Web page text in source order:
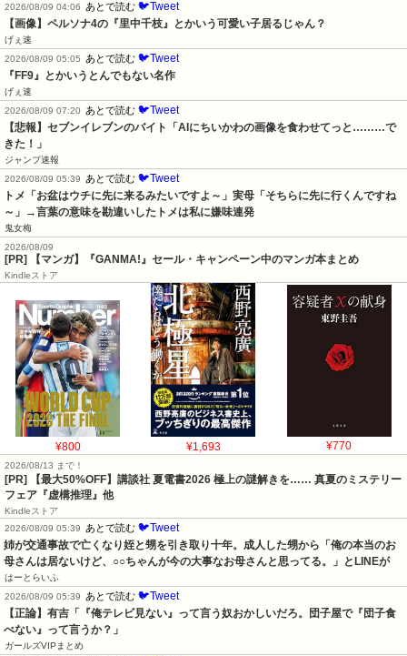
2026/08/09 04:06 あとで読む 🐦Tweet
【画像】ペルソナ4の『里中千枝』とかいう可愛い子居るじゃん？
げぇ速
2026/08/09 05:05
あとで読む 🐦Tweet
『FF9』とかいうとんでもない名作
げぇ速
2026/08/09 07:20
あとで読む 🐦Tweet
【悲報】セブンイレブンのバイト「AIにちいかわの画像を食わせてっと………で
きた！」
ジャンプ速報
2026/08/09 05:39
あとで読む 🐦Tweet
トメ「お盆はウチに先に来るみたいですよ～」実母「そちらに先に行くんですね
～」→言葉の意味を勘違いしたトメは私に嫌味連発
鬼女梅
2026/08/09
[PR] 【マンガ】『GANMA!』セール・キャンペーン中のマンガ本まとめ
Kindleストア
¥800 ¥1,693 ¥770
2026/08/13 まで！
[PR] 【最大50%OFF】講談社 夏電書2026 極上の謎解きを…… 真夏のミステリー
フェア『虚構推理』他
Kindleストア
2026/08/09 05:39
あとで読む 🐦Tweet
姉が交通事故で亡くなり姪と甥を引き取り十年。成人した甥から「俺の本当のお
母さんは居ないけど、○○ちゃんが今の大事なお母さんと思ってる。」とLINEが
はーとらいふ
2026/08/09 05:39
あとで読む 🐦Tweet
【正論】有吉「『俺テレビ見ない』って言う奴おかしいだろ。団子屋で『団子食
べない』って言うか？」
ガールズVIPまとめ